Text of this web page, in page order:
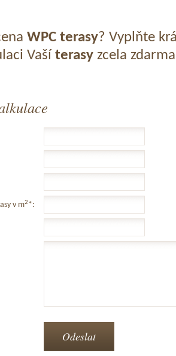
WPC terasy? Vyplňte
Vaší terasyzcela
v m2*: